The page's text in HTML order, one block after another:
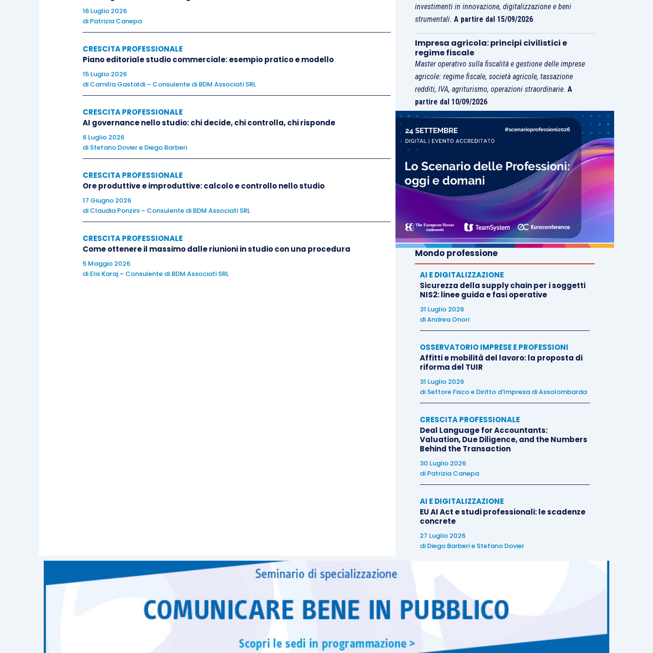
16 Luglio 2026
di Patrizia Canepa
CRESCITA PROFESSIONALE
Piano editoriale studio commerciale: esempio pratico e modello
15 Luglio 2026
di Camilla Gastaldi – Consulente di BDM Associati SRL
CRESCITA PROFESSIONALE
AI governance nello studio: chi decide, chi controlla, chi risponde
6 Luglio 2026
di Stefano Doviere Diego Barberi
CRESCITA PROFESSIONALE
Ore produttive e improduttive: calcolo e controllo nello studio
17 Giugno 2026
di Claudia Ponzini – Consulente di BDM Associati SRL
CRESCITA PROFESSIONALE
Come ottenere il massimo dalle riunioni in studio con una procedura
5 Maggio 2026
di Elis Karaj – Consulente di BDM Associati SRL
investimenti in innovazione, digitalizzazione e beni
strumentali. A partire dal 15/09/2026
Impresa agricola: principi civilistici e
regime fiscale
Master operativo sulla fiscalità e gestione delle imprese
agricole: regime fiscale, società agricole, tassazione
redditi, IVA, agriturismo, operazioni straordinarie.A
partire dal 10/09/2026
Mondo professione
AI E DIGITALIZZAZIONE
Sicurezza della supply chain per i soggetti
NIS2: linee guida e fasi operative
31 Luglio 2026
diAndrea Onori
OSSERVATORIO IMPRESE E PROFESSIONI
Affitti e mobilità del lavoro: la proposta di
riforma del TUIR
31 Luglio 2026
di Settore Fisco e Diritto d’Impresa di Assolombarda
CRESCITA PROFESSIONALE
Deal Language for Accountants:
Valuation, Due Diligence, and the Numbers
Behind the Transaction
30 Luglio 2026
di Patrizia Canepa
AI E DIGITALIZZAZIONE
EU AI Act e studi professionali: le scadenze
concrete
27 Luglio 2026
di Diego Barberie Stefano Dovier